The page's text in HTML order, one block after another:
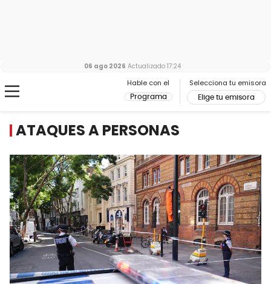
Hable con el
Programa
Selecciona tu emisora
Elige tu emisora
06 ago 2026 Actualizado 17:24
ATAQUES A PERSONAS